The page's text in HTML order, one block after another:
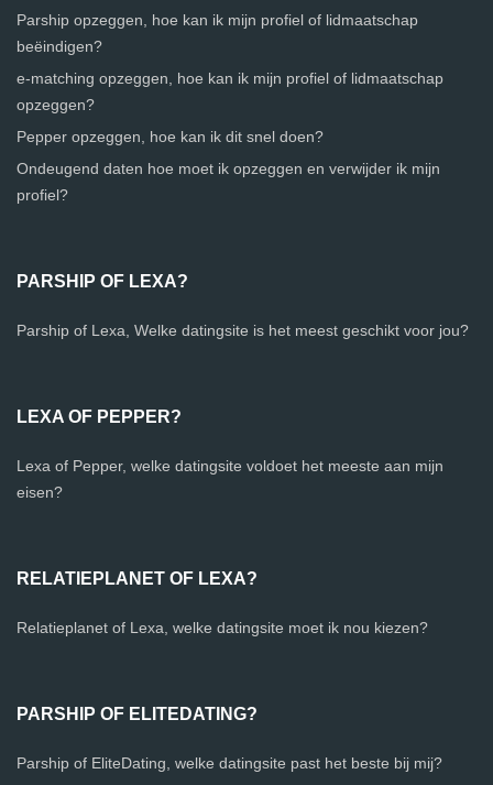
Parship opzeggen, hoe kan ik mijn profiel of lidmaatschap
beëindigen?
e-matching opzeggen, hoe kan ik mijn profiel of lidmaatschap
opzeggen?
Pepper opzeggen, hoe kan ik dit snel doen?
Ondeugend daten hoe moet ik opzeggen en verwijder ik mijn
profiel?
PARSHIP OF LEXA?
Parship of Lexa, Welke datingsite is het meest geschikt voor jou?
LEXA OF PEPPER?
Lexa of Pepper, welke datingsite voldoet het meeste aan mijn
eisen?
RELATIEPLANET OF LEXA?
Relatieplanet of Lexa, welke datingsite moet ik nou kiezen?
PARSHIP OF ELITEDATING?
Parship of EliteDating, welke datingsite past het beste bij mij?